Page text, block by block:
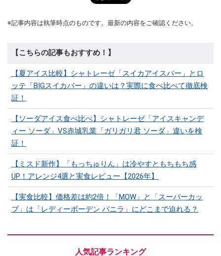
※記事内容は執筆時点のものです。最新の内容をご確認ください。
【こちらの記事もおすすめ！】
【夏アイス比較】シャトレーゼ「スイカアイスバー」とロ
ッテ「BIGスイカバー」の違いは？実際に食べ比べて徹底検
証！
【ソーダアイス食べ比べ】シャトレーゼ「アイスキャンデ
ィー ソーダ」VS赤城乳業「ガリガリ君 ソーダ」違いを検
証！
【ミスド新作】「もっちゅりん」は冷やすともちもち感
UP！アレンジ4選と実食レビュー【2026年】
【実食比較】価格差は約2倍！「MOW」と「スーパーカッ
プ」は「レディーボーデン バニラ」にどこまで迫れる？